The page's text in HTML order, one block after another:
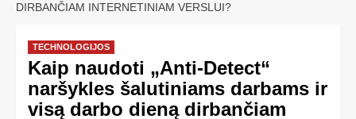
DIRBANČIAM INTERNETINIAM VERSLUI?
TECHNOLOGIJOS
Kaip naudoti „Anti-Detect“
naršykles šalutiniams darbams ir
visą darbo dieną dirbančiam